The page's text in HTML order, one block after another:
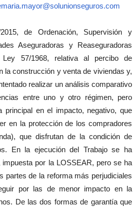
de Ordenación, Supervisión y
Aseguradoras y Reaseguradoras
Ley 57/1968, relativa al percibo de
la construcción y venta de viviendas y,
realizar un análisis comparativo
entre uno y otro régimen, pero
principal en el impacto, negativo, que
en la protección de los compradores
que disfrutan de la condición de
En la ejecución del Trabajo se ha
por la LOSSEAR, pero se ha
partes de la reforma más perjudiciales
por las de menor impacto en la
De las dos formas de garantía que